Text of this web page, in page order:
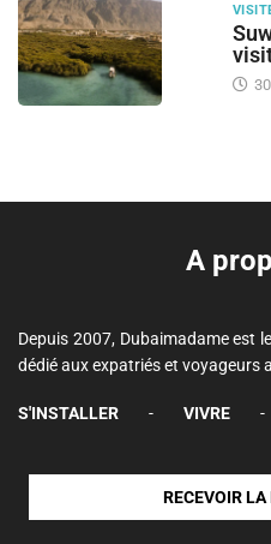
A
Depuis 2007, Dubaimadame est
dédié aux expatriés et voyageurs
S'INSTALLER - VIVRE -
RECEVOIR LA